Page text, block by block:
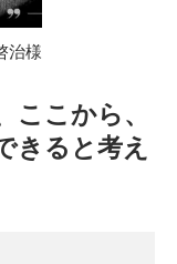
治様
ここから、
きると考え